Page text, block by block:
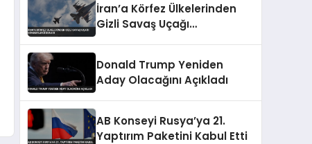
İran’a Körfez Ülkelerinden
Gizli Savaş Uçağı
Donald Trump Yeniden
Aday Olacağını Açıkladı
AB Konseyi Rusya’ya 21.
Yaptırım Paketini Kabul Etti